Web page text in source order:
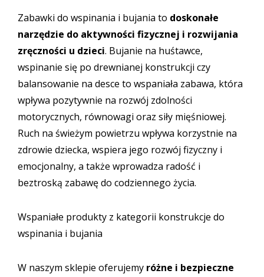
Zabawki do wspinania i bujania to doskonałe
narzędzie do aktywności fizycznej i rozwijania
zręczności u dzieci. Bujanie na huśtawce,
wspinanie się po drewnianej konstrukcji czy
balansowanie na desce to wspaniała zabawa, która
wpływa pozytywnie na rozwój zdolności
motorycznych, równowagi oraz siły mięśniowej.
Ruch na świeżym powietrzu wpływa korzystnie na
zdrowie dziecka, wspiera jego rozwój fizyczny i
emocjonalny, a także wprowadza radość i
beztroską zabawę do codziennego życia.
Wspaniałe produkty z kategorii konstrukcje do
wspinania i bujania
W naszym sklepie oferujemy różne i bezpieczne